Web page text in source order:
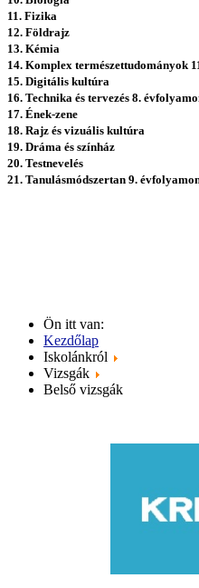
11. Fizika
12. Földrajz
13. Kémia
14. Komplex természettudományok
15. Digitális kultúra
16. Technika és tervezés 8.
17. Ének-zene
18. Rajz és vizuális kultúra
19. Dráma és színház
20. Testnevelés
21. Tanulásmódszertan 9.
Ön itt van:
Kezdőlap
Iskolánkról
Vizsgák
Belső vizsgák